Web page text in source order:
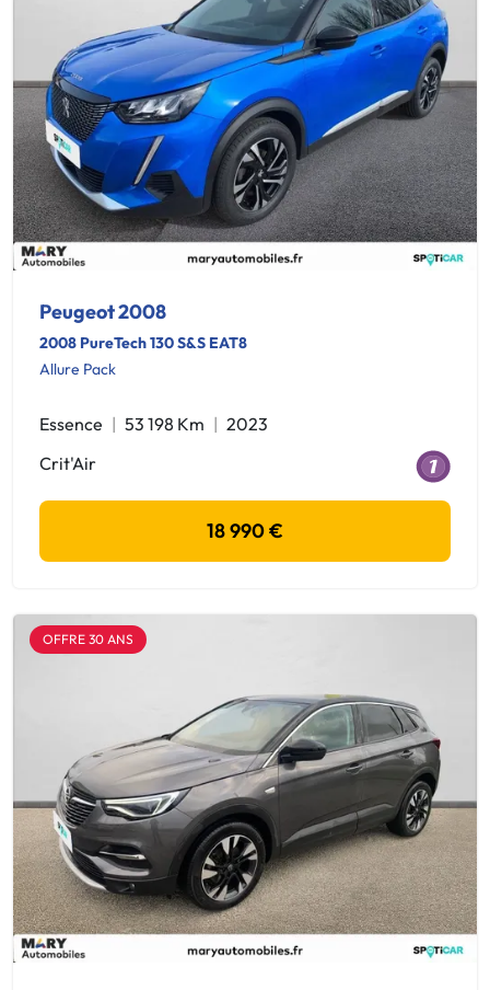
Peugeot 2008
2008 PureTech 130 S&S EAT8
Allure Pack
Essence 53 198 Km
2023
Crit'Air
18 990 €
OFFRE 30 ANS